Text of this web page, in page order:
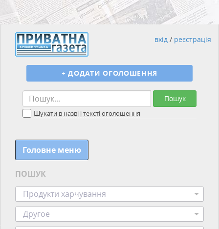
Пошук
Шукати в назві і тексті оголошення
+ ДОДАТИ ОГОЛОШЕННЯ
вхід / реєстрація
Головне меню
ПОШУК
Продукти харчування
Другое